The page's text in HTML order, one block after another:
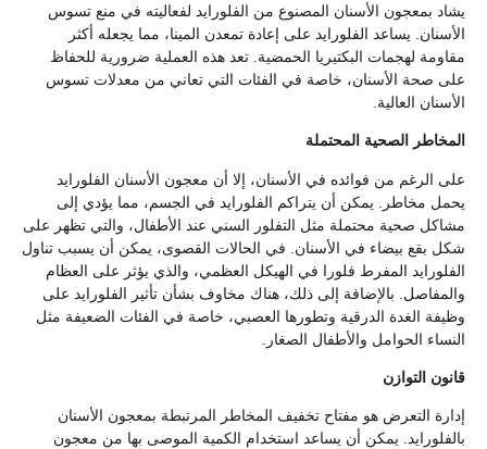
يشاد بمعجون الأسنان المصنوع من الفلورايد لفعاليته في منع تسوس
الأسنان. يساعد الفلورايد على إعادة تمعدن المينا، مما يجعله أكثر
مقاومة لهجمات البكتيريا الحمضية. تعد هذه العملية ضرورية للحفاظ
على صحة الأسنان، خاصة في الفئات التي تعاني من معدلات تسوس
الأسنان العالية.
المخاطر الصحية المحتملة
على الرغم من فوائده في الأسنان، إلا أن معجون الأسنان الفلورايد
يحمل مخاطر. يمكن أن يتراكم الفلورايد في الجسم، مما يؤدي إلى
مشاكل صحية محتملة مثل التفلور السني عند الأطفال، والتي تظهر على
شكل بقع بيضاء في الأسنان. في الحالات القصوى، يمكن أن يسبب تناول
الفلورايد المفرط فلورا في الهيكل العظمي، والذي يؤثر على العظام
والمفاصل. بالإضافة إلى ذلك، هناك مخاوف بشأن تأثير الفلورايد على
وظيفة الغدة الدرقية وتطورها العصبي، خاصة في الفئات الضعيفة مثل
النساء الحوامل والأطفال الصغار.
قانون التوازن
إدارة التعرض هو مفتاح تخفيف المخاطر المرتبطة بمعجون الأسنان
بالفلورايد. يمكن أن يساعد استخدام الكمية الموصى بها من معجون